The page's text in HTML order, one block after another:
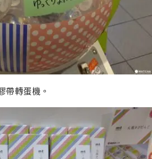
帶轉蛋機。